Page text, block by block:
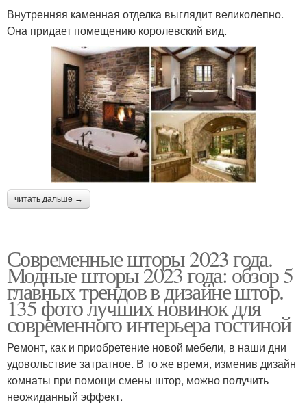
Внутренняя каменная отделка выглядит великолепно.
Она придает помещению королевский вид.
читать дальше →
Современные шторы 2023 года.
Модные шторы 2023 года: обзор 5
главных трендов в дизайне штор.
135 фото лучших новинок для
современного интерьера гостиной
Ремонт, как и приобретение новой мебели, в наши дни
удовольствие затратное. В то же время, изменив дизайн
комнаты при помощи смены штор, можно получить
неожиданный эффект.